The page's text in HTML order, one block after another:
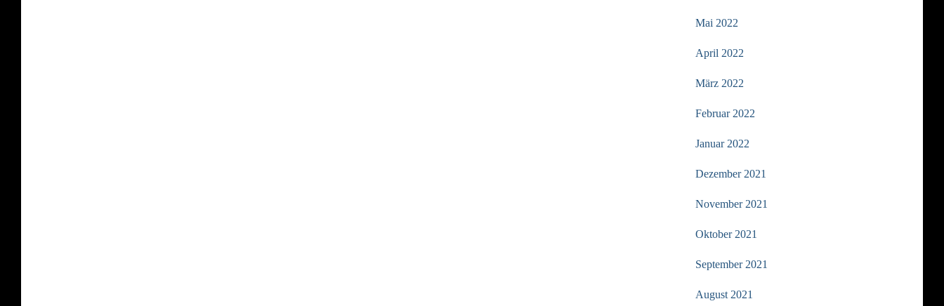
Mai 2022
April 2022
März 2022
Februar 2022
Januar 2022
Dezember 2021
November 2021
Oktober 2021
September 2021
August 2021